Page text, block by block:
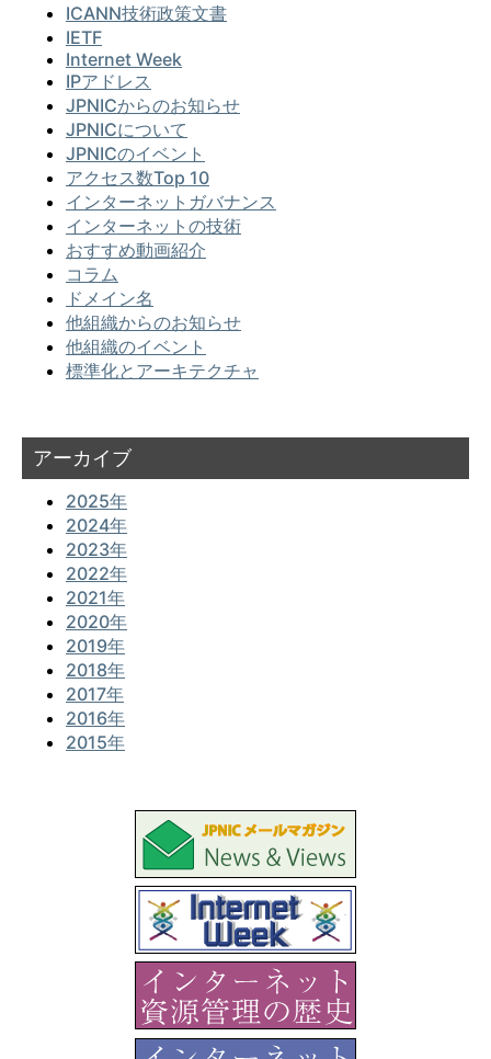
ICANN技術政策文書
IETF
Internet Week
IPアドレス
JPNICからのお知らせ
JPNICについて
JPNICのイベント
アクセス数Top 10
インターネットガバナンス
インターネットの技術
おすすめ動画紹介
コラム
ドメイン名
他組織からのお知らせ
他組織のイベント
標準化とアーキテクチャ
アーカイブ
2025年
2024年
2023年
2022年
2021年
2020年
2019年
2018年
2017年
2016年
2015年